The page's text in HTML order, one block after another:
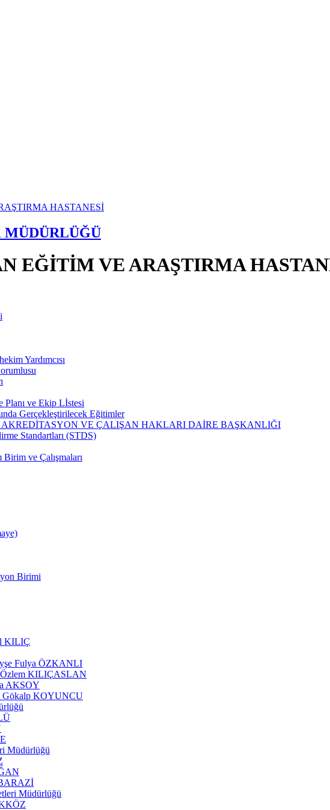
EĞİTİM VE ARAŞTIRMA
Yardımcısı
Planı ve Ekip Lİstesi
Gerçekleştirilecek Eğitimler
VE ÇALIŞAN HAKLARI DAİRE BAŞKANLIĞI
Standartları (STDS)
ve Çalışmaları
Birimi
KILIÇ
Fulya ÖZKANLI
KILIÇASLAN
AKSOY
Gökalp KOYUNCU
Müdürlüğü
Müdürlüğü